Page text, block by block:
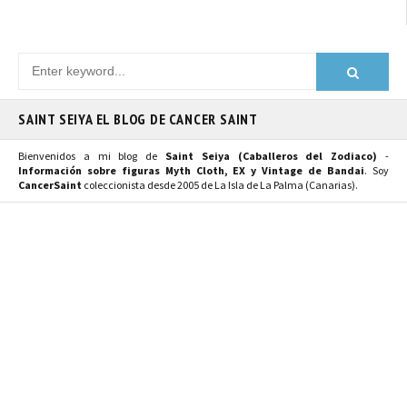
SAINT SEIYA EL BLOG DE CANCER SAINT
Bienvenidos a mi blog de Saint Seiya (Caballeros del Zodiaco) -
Información sobre figuras Myth Cloth, EX y Vintage de Bandai. Soy
CancerSaint coleccionista desde 2005 de La Isla de La Palma (Canarias).